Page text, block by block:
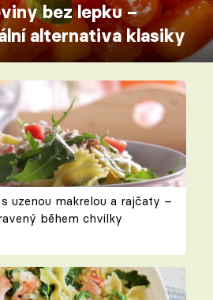
bez lepku –
alternativa klasiky
uzenou makrelou a rajčaty –
během chvilky